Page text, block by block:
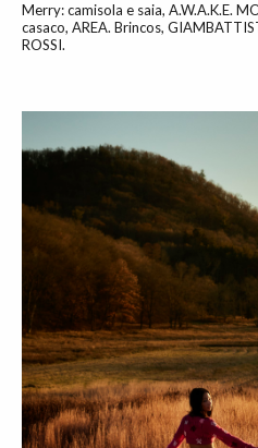
Merry: camisola e saia, A.W.A.K.E.
casaco, AREA. Brincos,
ROSSI.